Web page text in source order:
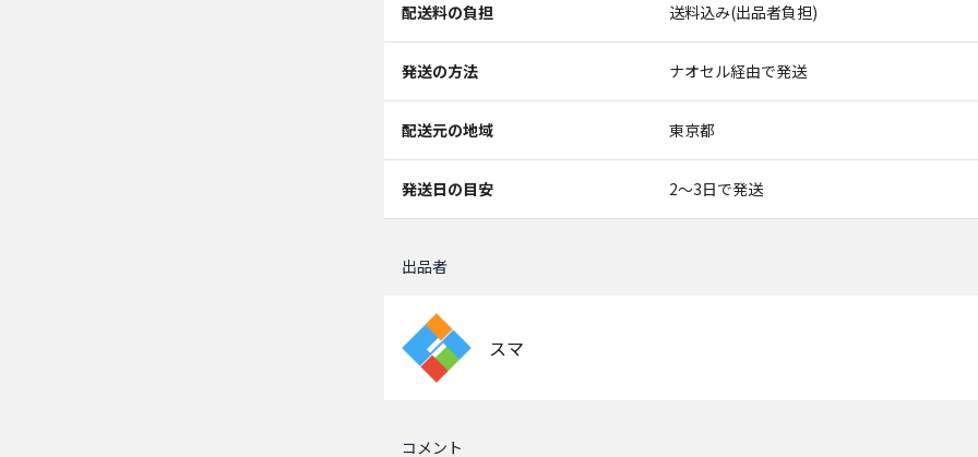
配送料の負担 送料込み(出品者負担)
発送の方法 ナオセル経由で発送
配送元の地域 東京都
発送日の目安 2〜3日で発送
出品者
スマ
コメント